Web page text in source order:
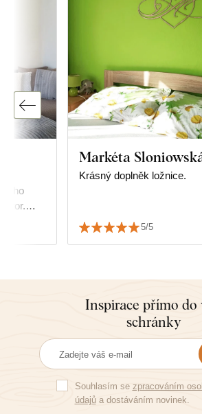
Markéta
Krásný doplněk ložnice.
5/5
Inspirace přímo do
schránky
Souhlasím se zpracováním
údajůa dostáváním novinek.